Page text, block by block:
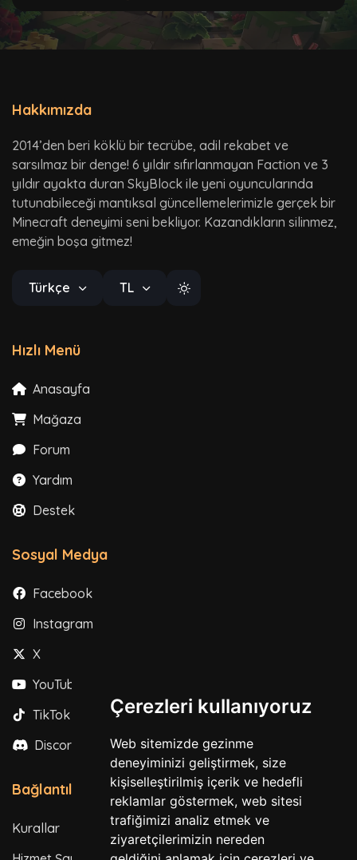
Çerezleri kullanıyoruz
Web sitemizde gezinme
deneyiminizi geliştirmek, size
kişiselleştirilmiş içerik ve hedefli
reklamlar göstermek, web sitesi
trafiğimizi analiz etmek ve
ziyaretçilerimizin nereden
Hakkımızda
2014’den beri köklü bir tecrübe, adil rekabet ve
sarsılmaz bir denge! 6 yıldır sıfırlanmayan Faction ve 3
yıldır ayakta duran SkyBlock ile yeni oyuncularında
tutunabileceği mantıksal güncellemelerimizle gerçek bir
Minecraft deneyimi seni bekliyor. Kazandıkların silinmez,
emeğin boşa gitmez!
Türkçe TL
Hızlı Menü
Anasayfa
Mağaza
Forum
Yardım
Destek
Sosyal Medya
Facebook
Instagram
X
YouTube
TikTok
Discord
Bağlantılar
Kurallar